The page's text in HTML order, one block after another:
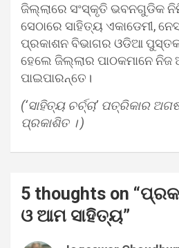
ଜିଲ୍ଲାରେ ସଂସ୍କୃତି ଭବନଗୁଡିକ
ସେଠାରେ ସାହିତ୍ୟ ଏକାଡେମୀ,
ପ୍ରକାଶନ ବିଭାଗର ଓଡିଆ
ହେଲେ ଜିଲ୍ଲାର ପାଠକମାନେ
ପାଇପାରନ୍ତେ।
(‘ସାହିତ୍ୟ ଚର୍ଚ୍ଚା’ ପତ୍ରିକାର
ପ୍ରକାଶିତ । )
5 thoughts on “
ଓ ଆମ ସାହିତ୍ୟ”